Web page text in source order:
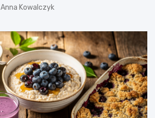
Anna Kowalczyk